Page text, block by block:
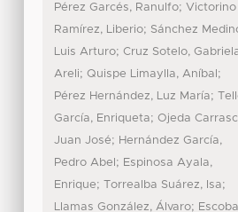
Pérez Garcés, Ranulfo; Victorino
Ramírez, Liberio; Sánchez
Luis Arturo; Cruz Sotelo,
Areli; Quispe Limaylla, Aníbal ;
Pérez Hernández, Luz María;
García, Enriqueta; Ojeda
Juan José; Hernández García,
Pedro Abel ; Espinosa Ayala,
Enrique; Torrealba Suárez, Isa;
Llamas González, Álvaro;